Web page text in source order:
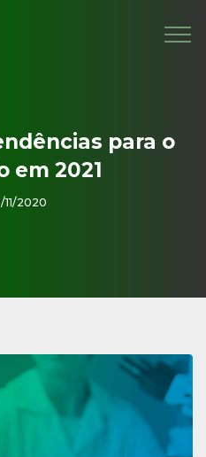
para o
em 2021
11/2020